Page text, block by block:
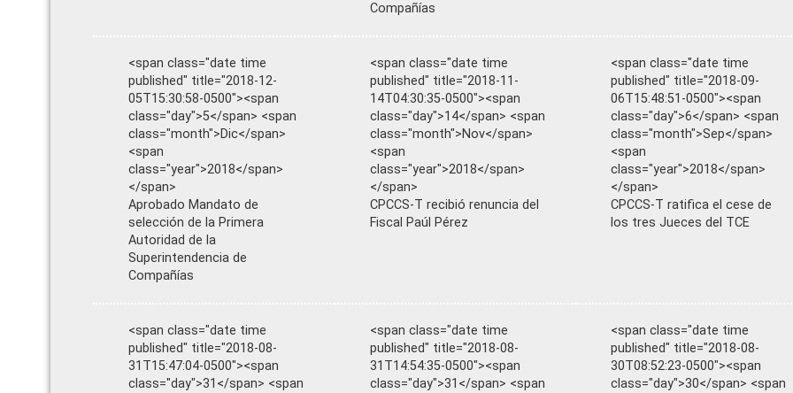
Compañías
<span class="date time
published" title="2018-12-
05T15:30:58-0500"><span
class="day">5</span> <span
class="month">Dic</span>
<span
class="year">2018</span>
</span>
Aprobado Mandato de
selección de la Primera
Autoridad de la
Superintendencia de
Compañías
<span class="date time
published" title="2018-11-
14T04:30:35-0500"><span
class="day">14</span> <span
class="month">Nov</span>
<span
class="year">2018</span>
</span>
CPCCS-T recibió renuncia del
Fiscal Paúl Pérez
<span class="date time
published" title="2018-09-
06T15:48:51-0500"><span
class="day">6</span> <span
class="month">Sep</span>
<span
class="year">2018</span>
</span>
CPCCS-T ratifica el cese de
los tres Jueces del TCE
<span class="date time
published" title="2018-08-
31T15:47:04-0500"><span
class="day">31</span> <span
<span class="date time
published" title="2018-08-
31T14:54:35-0500"><span
class="day">31</span> <span
<span class="date time
published" title="2018-08-
30T08:52:23-0500"><span
class="day">30</span> <span